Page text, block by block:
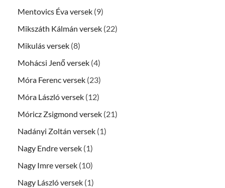
Mentovics Éva versek (9)
Mikszáth Kálmán versek (22)
Mikulás versek (8)
Mohácsi Jenő versek (4)
Móra Ferenc versek (23)
Móra László versek (12)
Móricz Zsigmond versek (21)
Nadányi Zoltán versek (1)
Nagy Endre versek (1)
Nagy Imre versek (10)
Nagy László versek (1)